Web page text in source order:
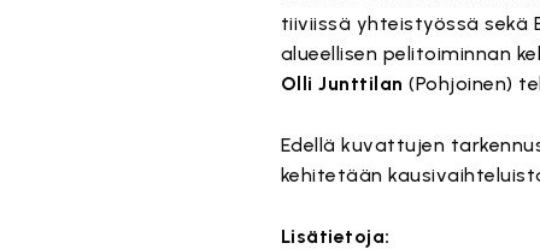
tiiviissä yhteistyössä sekä
alueellisen pelitoiminnan
Olli Junttilan (Pohjoinen)
Edellä kuvattujen
kehitetään
Lisätietoja: